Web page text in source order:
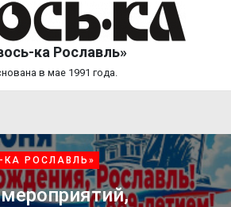
ка Рославль»
в мае 1991 года.
КА РОСЛАВЛЬ»